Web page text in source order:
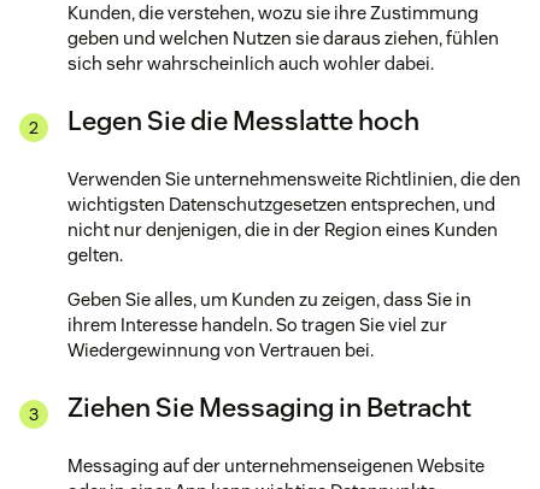
Kunden, die verstehen, wozu sie ihre Zustimmung
geben und welchen Nutzen sie daraus ziehen, fühlen
sich sehr wahrscheinlich auch wohler dabei.
Legen Sie die Messlatte hoch
Verwenden Sie unternehmensweite Richtlinien, die den
wichtigsten Datenschutzgesetzen entsprechen, und
nicht nur denjenigen, die in der Region eines Kunden
gelten.
Geben Sie alles, um Kunden zu zeigen, dass Sie in
ihrem Interesse handeln. So tragen Sie viel zur
Wiedergewinnung von Vertrauen bei.
Ziehen Sie Messaging in Betracht
Messaging auf der unternehmenseigenen Website